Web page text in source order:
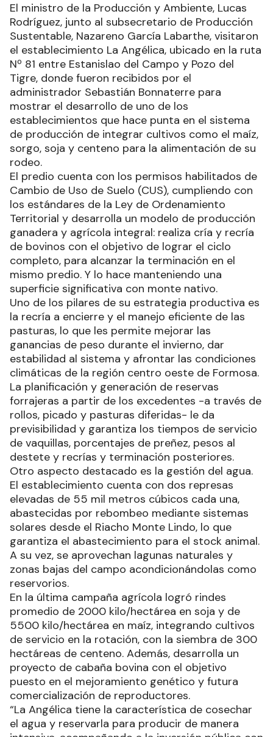
El ministro de la Producción y Ambiente, Lucas
Rodríguez, junto al subsecretario de Producción
Sustentable, Nazareno García Labarthe, visitaron
el establecimiento La Angélica, ubicado en la ruta
Nº 81 entre Estanislao del Campo y Pozo del
Tigre, donde fueron recibidos por el
administrador Sebastián Bonnaterre para
mostrar el desarrollo de uno de los
establecimientos que hace punta en el sistema
de producción de integrar cultivos como el maíz,
sorgo, soja y centeno para la alimentación de su
rodeo.
El predio cuenta con los permisos habilitados de
Cambio de Uso de Suelo (CUS), cumpliendo con
los estándares de la Ley de Ordenamiento
Territorial y desarrolla un modelo de producción
ganadera y agrícola integral: realiza cría y recría
de bovinos con el objetivo de lograr el ciclo
completo, para alcanzar la terminación en el
mismo predio. Y lo hace manteniendo una
superficie significativa con monte nativo.
Uno de los pilares de su estrategia productiva es
la recría a encierre y el manejo eficiente de las
pasturas, lo que les permite mejorar las
ganancias de peso durante el invierno, dar
estabilidad al sistema y afrontar las condiciones
climáticas de la región centro oeste de Formosa.
La planificación y generación de reservas
forrajeras a partir de los excedentes -a través de
rollos, picado y pasturas diferidas- le da
previsibilidad y garantiza los tiempos de servicio
de vaquillas, porcentajes de preñez, pesos al
destete y recrías y terminación posteriores.
Otro aspecto destacado es la gestión del agua.
El establecimiento cuenta con dos represas
elevadas de 55 mil metros cúbicos cada una,
abastecidas por rebombeo mediante sistemas
solares desde el Riacho Monte Lindo, lo que
garantiza el abastecimiento para el stock animal.
A su vez, se aprovechan lagunas naturales y
zonas bajas del campo acondicionándolas como
reservorios.
En la última campaña agrícola logró rindes
promedio de 2000 kilo/hectárea en soja y de
5500 kilo/hectárea en maíz, integrando cultivos
de servicio en la rotación, con la siembra de 300
hectáreas de centeno. Además, desarrolla un
proyecto de cabaña bovina con el objetivo
puesto en el mejoramiento genético y futura
comercialización de reproductores.
“La Angélica tiene la característica de cosechar
el agua y reservarla para producir de manera